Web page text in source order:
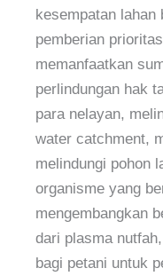
kesempatan lahan
pemberian
memanfaatkan
perlindungan hak
para nelayan,
water catchment,
melindungi pohon
organisme yang
mengembangkan
dari plasma
bagi petani untuk